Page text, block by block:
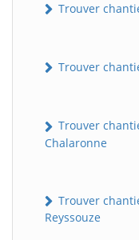
Trouver
Trouver
Trouver
Chalaronne
Trouver
Reyssouze